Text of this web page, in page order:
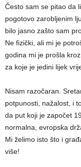
Često sam se pitao da
pogotovo zarobljenim
bilo jasno zašto sam
Ne fizički, ali mi je
godina mi je prošla
za koje je jedini lijek
Nisam razočaran.
potpunosti, nažalost, i
da put koji je započet
normalna, evropska
Mi želimo isto što i
više!